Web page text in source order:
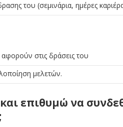
του (σεμινάρια, ημέρες
στις δράσεις του
μελετών.
επιθυμώ να